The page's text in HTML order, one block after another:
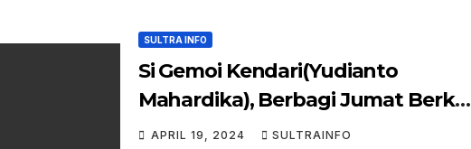
SULTRA INFO
Si Gemoi Kendari(Yudianto
Mahardika), Berbagi Jumat Berkah
di beberapa Titik di Kendari
APRIL 19, 2024 SULTRAINFO